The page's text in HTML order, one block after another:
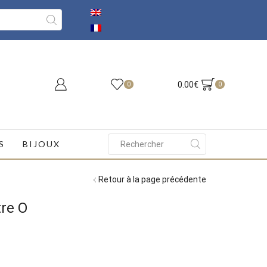
0 0.00€ 0
BIJOUX
Search
input
Retour à la page précédente
O